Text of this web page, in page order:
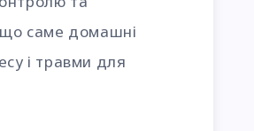
саме домашні
і травми для